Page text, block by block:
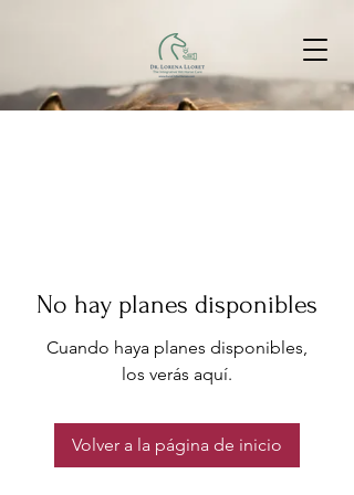
No hay planes disponibles
Cuando haya planes disponibles,
los verás aquí.
Volver a la página de inicio